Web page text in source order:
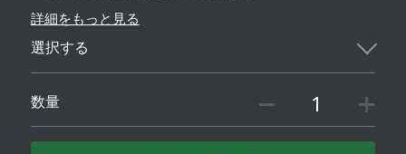
詳細をもっと見る
選択する
数量